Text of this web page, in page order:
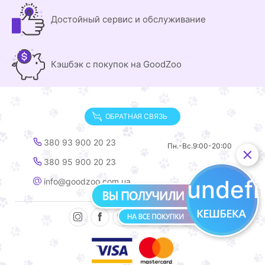
Достойный сервис и обслуживание
Кэшбэк с покупок на GoodZoo
ОБРАТНАЯ СВЯЗЬ
380 93 900 20 23
380 95 900 20 23
info@goodzoo.com.ua
Пн.-Вс.9:00-20:00